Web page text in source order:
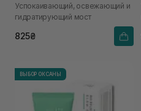
чувствительной и
раздраженной кожи 100
мл
Успокаивающий, освежающий и
гидратирующий мост
825₴
ВЫБОР ОКСАНЫ